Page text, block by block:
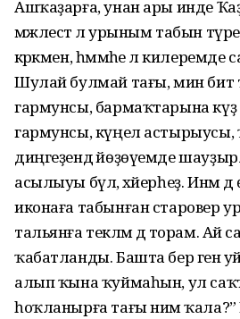
Ашҡаҙарға, унан ары инде
мәжлестә лә урыным табын
кәрәкмен, һәммәһе лә
Шулай булмай тағы, мин бит
гармунсы, бармаҡтарына күҙ
гармунсы, күңел астырыусы,
диңгеҙендә йөҙөүемде
асылыуы бүлә, хәйерһеҙ. Инәм
иконаға табынған старовер
тальянға текәләм дә торам.
ҡабатланды. Башта бер генә
алып ҡына ҡуймаһын, ул
һоҡланырға тағы нимә